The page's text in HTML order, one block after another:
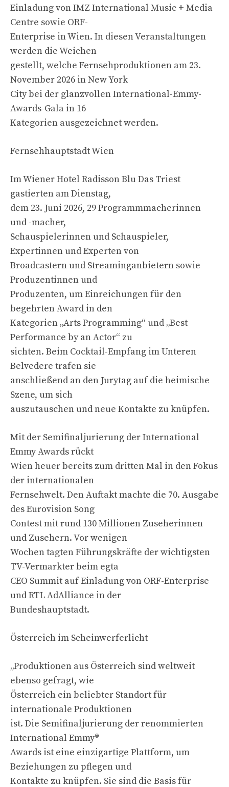
Einladung von IMZ International Music + Media
Centre sowie ORF-
Enterprise in Wien. In diesen Veranstaltungen
werden die Weichen
gestellt, welche Fernsehproduktionen am 23.
November 2026 in New York
City bei der glanzvollen International-Emmy-
Awards-Gala in 16
Kategorien ausgezeichnet werden.
Fernsehhauptstadt Wien
Im Wiener Hotel Radisson Blu Das Triest
gastierten am Dienstag,
dem 23. Juni 2026, 29 Programmmacherinnen
und -macher,
Schauspielerinnen und Schauspieler,
Expertinnen und Experten von
Broadcastern und Streaminganbietern sowie
Produzentinnen und
Produzenten, um Einreichungen für den
begehrten Award in den
Kategorien „Arts Programming“ und „Best
Performance by an Actor“ zu
sichten. Beim Cocktail-Empfang im Unteren
Belvedere trafen sie
anschließend an den Jurytag auf die heimische
Szene, um sich
auszutauschen und neue Kontakte zu knüpfen.
Mit der Semifinaljurierung der International
Emmy Awards rückt
Wien heuer bereits zum dritten Mal in den Fokus
der internationalen
Fernsehwelt. Den Auftakt machte die 70. Ausgabe
des Eurovision Song
Contest mit rund 130 Millionen Zuseherinnen
und Zusehern. Vor wenigen
Wochen tagten Führungskräfte der wichtigsten
TV-Vermarkter beim egta
CEO Summit auf Einladung von ORF-Enterprise
und RTL AdAlliance in der
Bundeshauptstadt.
Österreich im Scheinwerferlicht
„Produktionen aus Österreich sind weltweit
ebenso gefragt, wie
Österreich ein beliebter Standort für
internationale Produktionen
ist. Die Semifinaljurierung der renommierten
International Emmy®
Awards ist eine einzigartige Plattform, um
Beziehungen zu pflegen und
Kontakte zu knüpfen. Sie sind die Basis für